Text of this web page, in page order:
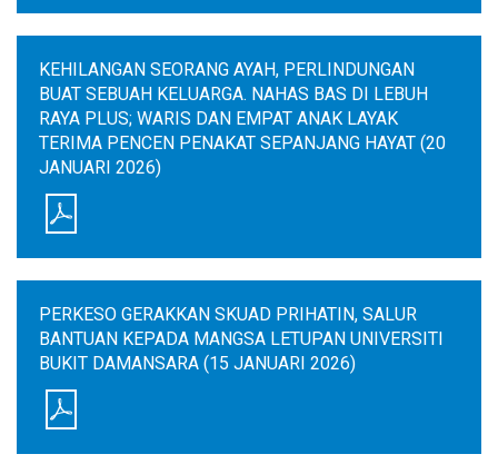
KEHILANGAN SEORANG AYAH, PERLINDUNGAN
BUAT SEBUAH KELUARGA. NAHAS BAS DI LEBUH
RAYA PLUS; WARIS DAN EMPAT ANAK LAYAK
TERIMA PENCEN PENAKAT SEPANJANG HAYAT (20
JANUARI 2026)
PERKESO GERAKKAN SKUAD PRIHATIN, SALUR
BANTUAN KEPADA MANGSA LETUPAN UNIVERSITI
BUKIT DAMANSARA (15 JANUARI 2026)